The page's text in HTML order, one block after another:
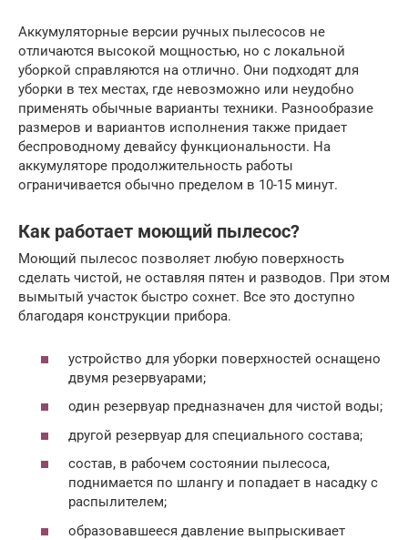
Аккумуляторные версии ручных пылесосов не
отличаются высокой мощностью, но с локальной
уборкой справляются на отлично. Они подходят для
уборки в тех местах, где невозможно или неудобно
применять обычные варианты техники. Разнообразие
размеров и вариантов исполнения также придает
беспроводному девайсу функциональности. На
аккумуляторе продолжительность работы
ограничивается обычно пределом в 10-15 минут.
Как работает моющий пылесос?
Моющий пылесос позволяет любую поверхность
сделать чистой, не оставляя пятен и разводов. При этом
вымытый участок быстро сохнет. Все это доступно
благодаря конструкции прибора.
устройство для уборки поверхностей оснащено
двумя резервуарами;
один резервуар предназначен для чистой воды;
другой резервуар для специального состава;
состав, в рабочем состоянии пылесоса,
поднимается по шлангу и попадает в насадку с
распылителем;
образовавшееся давление выпрыскивает